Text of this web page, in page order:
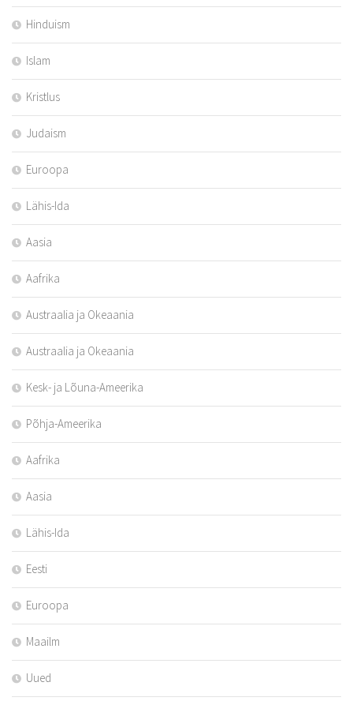
Hinduism
Islam
Kristlus
Judaism
Euroopa
Lähis-Ida
Aasia
Aafrika
Austraalia ja Okeaania
Austraalia ja Okeaania
Kesk- ja Lõuna-Ameerika
Põhja-Ameerika
Aafrika
Aasia
Lähis-Ida
Eesti
Euroopa
Maailm
Uued